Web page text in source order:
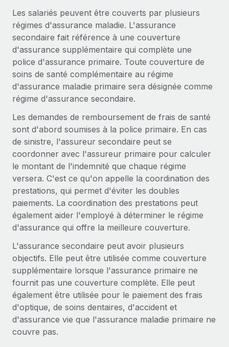
Intégrez et gérez vos freelances partout dans le monde
PEO
Sous-traitez les opérations complexes liées à l’emploi
INFRASTRUCTURE
Intégration Remote
Plateforme
Des fonctions RH clés intégrées pour votre équipe
Connecter
Nouveau
Connectez n'importe quel outil d’IA à Remote grâce à
notre MCP
Intégrations
Rationalisez vos processus avec des outils essentiels
SERVICES
Demandez aux experts
Recevez des conseils d’experts sur les RH à
l’international et la conformité
Contrôles d’antécédents
Simplifiez vos processus de présélection des
Comparer Remote
Examinez notre service par rapport aux autres
CROISSANCE
Start-ups
Des solutions agiles et internationales pour les RH et la
paie des entreprises en pleine croissance
Entreprises intermédiaires
Développez vos équipes avec des solutions RH sur
mesure
Les RH à l’international pour les grandes entreprises
TRAVAILLONS ENSEMBLE
Partenaires stratégiques de la tech
Devenir partenaire
Explorez avec nous vos opportunités de partenariat
Remote Build
Bientôt disponible
Conseil en intégrations et automatisations assistées par
l’IA
pays
Calculateur de paiement des freelances
Découvrez les devises disponibles et les vitesses de
paiement pour vos freelances internationaux
APPRENDRE AVEC REMOTE
Études de cas
Glossaire RH
Checklists et modèles
Descriptions de postes
Webinaires
Événements
Salle de presse
Données sur les salaires et les talents
Centre de ressources
Obtenir de l’aide
Voir toutes les ressources
Nederlands
Français
Deutsch
Español
Italiano
Português (Portugal)
日本語
한국어
中文（简体）
Connexion
Les salariés peuvent être couverts par plusieurs
régimes d'assurance maladie. L'assurance
secondaire fait référence à une couverture
d'assurance supplémentaire qui complète une
police d'assurance primaire. Toute couverture de
soins de santé complémentaire au régime
d'assurance maladie primaire sera désignée comme
régime d'assurance secondaire.
Les demandes de remboursement de frais de santé
sont d'abord soumises à la police primaire. En cas
de sinistre, l'assureur secondaire peut se
coordonner avec l'assureur primaire pour calculer
le montant de l'indemnité que chaque régime
versera. C'est ce qu'on appelle la coordination des
prestations, qui permet d'éviter les doubles
paiements. La coordination des prestations peut
également aider l'employé à déterminer le régime
d'assurance qui offre la meilleure couverture.
L'assurance secondaire peut avoir plusieurs
objectifs. Elle peut être utilisée comme couverture
supplémentaire lorsque l'assurance primaire ne
fournit pas une couverture complète. Elle peut
également être utilisée pour le paiement des frais
d'optique, de soins dentaires, d'accident et
d'assurance vie que l'assurance maladie primaire ne
couvre pas.